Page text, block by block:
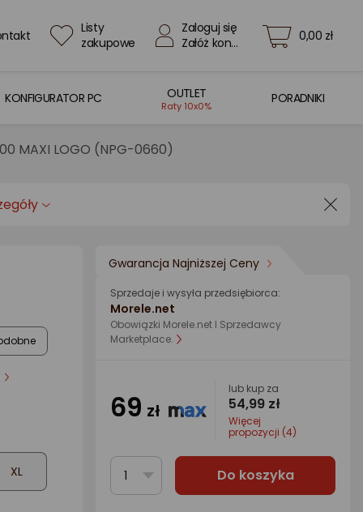
Listy
zakupowe
Zaloguj się
Załóż konto
0,00 zł
KONFIGURATOR PC OUTLET
Raty 10x0%
PORADNIKI
MAXI LOGO (NPG-0660)
XL
Gwarancja Najniższej Ceny
Sprzedaje i wysyła przedsiębiorca:
Morele.net
Obowiązki Morele.net I Sprzedawcy
Marketplace.
69 zł
lub kup za
54,99 zł
Więcej
propozycji (4)
1 Do koszyka